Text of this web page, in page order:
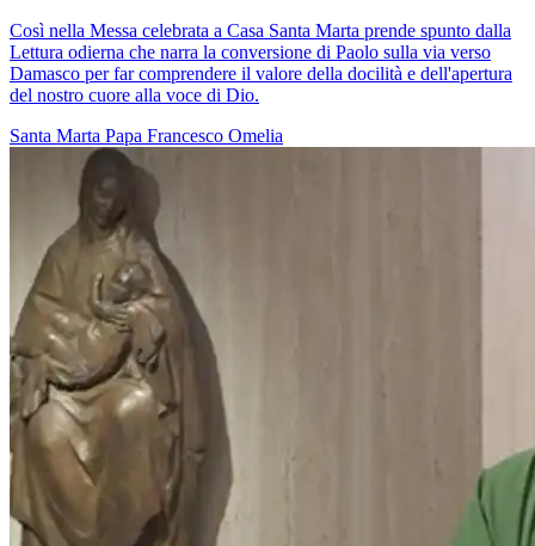
Così nella Messa celebrata a Casa Santa Marta prende spunto dalla
Lettura odierna che narra la conversione di Paolo sulla via verso
Damasco per far comprendere il valore della docilità e dell'apertura
del nostro cuore alla voce di Dio.
Santa Marta Papa Francesco Omelia